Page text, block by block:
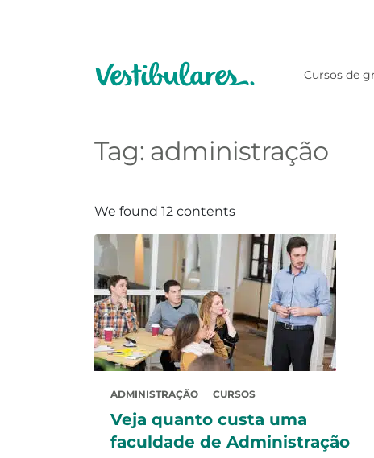
Cursos de
Tag: administração
We found 12 contents
ADMINISTRAÇÃO CURSOS
Veja quanto custa uma
faculdade de Administração